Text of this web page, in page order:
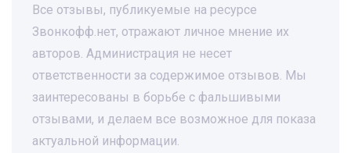
Все отзывы, публикуемые на ресурсе
Звонкофф.нет, отражают личное мнение их
авторов. Администрация не несет
ответственности за содержимое отзывов. Мы
заинтересованы в борьбе с фальшивыми
отзывами, и делаем все возможное для показа
актуальной информации.